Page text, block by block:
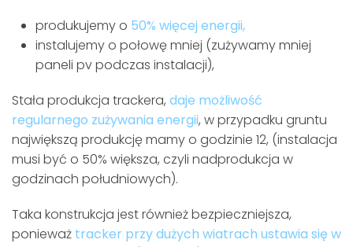
produkujemy o 50% więcej energii,
instalujemy o połowę mniej (zużywamy mniej
paneli pv podczas instalacji),
Stała produkcja trackera, daje możliwość
regularnego zużywania energii, w przypadku gruntu
największą produkcję mamy o godzinie 12, (instalacja
musi być o 50% większa, czyli nadprodukcja w
godzinach południowych).
Taka konstrukcja jest również bezpieczniejsza,
ponieważ tracker przy dużych wiatrach ustawia się w